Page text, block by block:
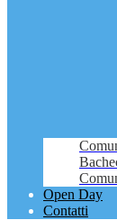
Open Day
Contatti